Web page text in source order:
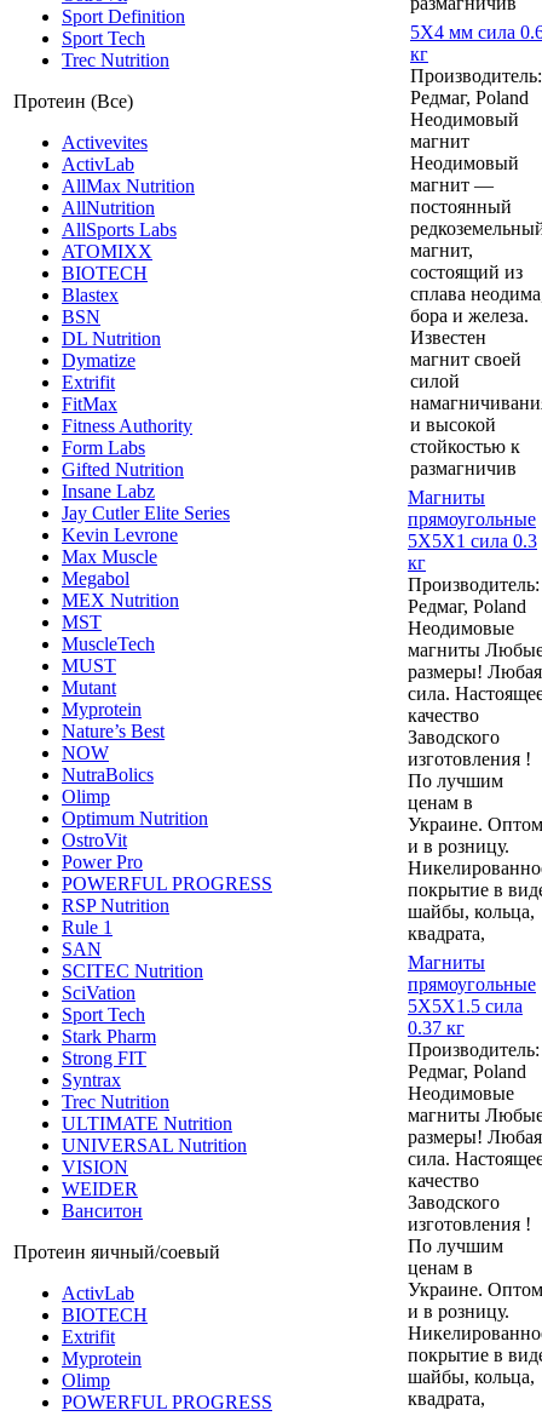
Sport Definition
Sport Tech
Trec Nutrition
Протеин (Все)
Activevites
ActivLab
AllMax Nutrition
AllNutrition
AllSports Labs
ATOMIXX
BIOTECH
Blastex
BSN
DL Nutrition
Dymatize
Extrifit
FitMax
Fitness Authority
Form Labs
Gifted Nutrition
Insane Labz
Jay Cutler Elite Series
Kevin Levrone
Max Muscle
Megabol
MEX Nutrition
MST
MuscleTech
MUST
Mutant
Myprotein
Nature’s Best
NOW
NutraBolics
Olimp
Optimum Nutrition
OstroVit
Power Pro
POWERFUL PROGRESS
RSP Nutrition
Rule 1
SAN
SCITEC Nutrition
SciVation
Sport Tech
Stark Pharm
Strong FIT
Syntrax
Trec Nutrition
ULTIMATE Nutrition
UNIVERSAL Nutrition
VISION
WEIDER
Ванситон
Протеин яичный/соевый
ActivLab
BIOTECH
Extrifit
Myprotein
Olimp
POWERFUL PROGRESS
5Х4 мм сила
кг
Производитель:
Редмаг, Poland
Неодимовый
магнит
Неодимовый
магнит —
постоянный
магнит,
состоящий из
сплава
бора и железа.
Известен
магнит своей
силой
и высокой
стойкостью к
размагничив
Магниты
прямоугольные
5Х5Х1 сила 0.3
кг
Производитель:
Редмаг, Poland
Неодимовые
магниты
размеры! Любая
сила.
качество
Заводского
изготовления !
По лучшим
ценам в
Украине. Оптом
и в розницу.
покрытие в
шайбы, кольца,
квадрата,
Магниты
прямоугольные
5Х5Х1.5 сила
0.37 кг
Производитель:
Редмаг, Poland
Неодимовые
магниты
размеры! Любая
сила.
качество
Заводского
изготовления !
По лучшим
ценам в
Украине. Оптом
и в розницу.
покрытие в
шайбы, кольца,
квадрата,